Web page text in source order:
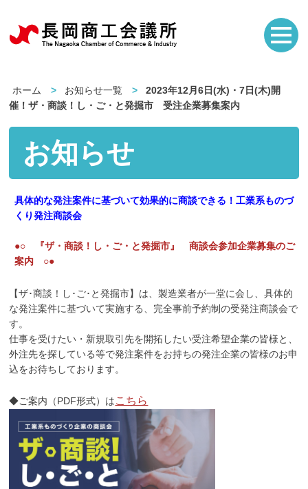
ホーム お知らせ一覧
2023年12月6日(水)・7日(木)開
催！ザ・商談！し・ご・と発掘市 受注企業募集案内
お知らせ
具体的な発注案件に基づいて効果的に商談できる！工業系ものづ
くり発注商談会
●○ 『ザ・商談！し・ご・と発掘市』 商談会参加企業募集のご
案内 ○●
【ザ･商談！し･ご･と発掘市】は、製造業者が一堂に会し、具体的
な発注案件に基づいて実施する、完全事前予約制の受発注商談会で
す。
仕事を受けたい・新規取引先を開拓したい受注希望企業の皆様と、
外注先を探している等で発注案件をお持ちの発注企業の皆様のお申
込をお待ちしております。
◆ご案内（PDF形式）はこちら